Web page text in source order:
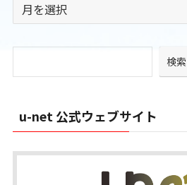
ー
ブ
検索
u-net 公式ウェブサイト